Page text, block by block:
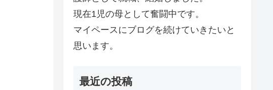
現在1児の母として奮闘中です。
マイペースにブログを続けていきたいと
思います。
最近の投稿